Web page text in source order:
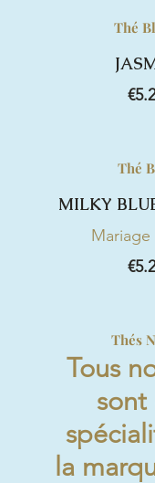
Thé
Thé
MILKY
Mariage
Thés
Tous
sont
la